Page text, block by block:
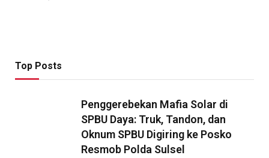
Top Posts
Penggerebekan Mafia Solar di
SPBU Daya: Truk, Tandon, dan
Oknum SPBU Digiring ke Posko
Resmob Polda Sulsel